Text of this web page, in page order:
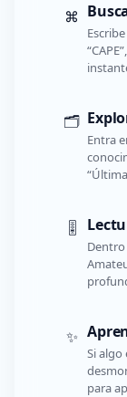
⌘
🗂️
Entra
🎚️
✨
Si algo
para